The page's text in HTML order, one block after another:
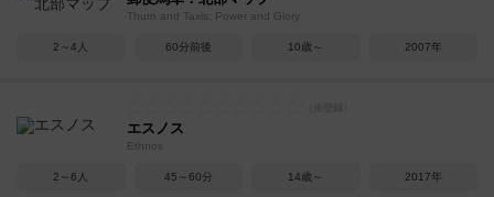
Thurn and Taxis: Power and Glory
2～4人 60分前後 10歳～ 2007年
エスノス
Ethnos
2～6人 45～60分 14歳～ 2017年